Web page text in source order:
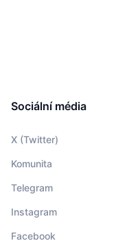
Sociální média
X (Twitter)
Komunita
Telegram
Instagram
Facebook